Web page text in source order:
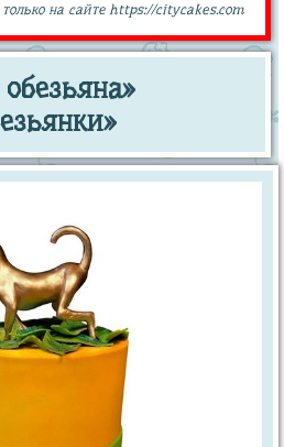
на сайте https://citycakes.com